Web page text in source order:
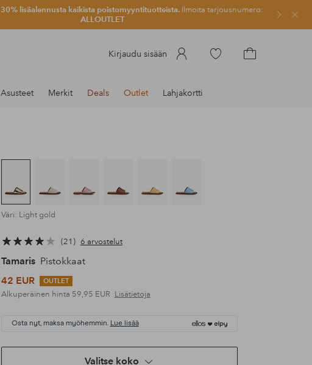
30% lisäalennusta kaikista poistomyyntituotteista.Ilmoita tarjousnumero:
ALLOUTLET
Sulje
Kirjaudu sisään
Siirry
Asusteet Merkit Deals Outlet Lahjakortti
Väri: Light gold
21 6 arvostelut
Tamaris Pistokkaat
42 EUR
OUTLET
Alkuperäinen hinta 59,95 EUR Lisätietoja
Osta nyt, maksa myöhemmin. Lue lisää
Valitse koko